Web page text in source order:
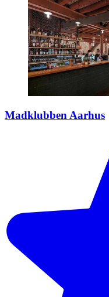
Madklubben Aarhus